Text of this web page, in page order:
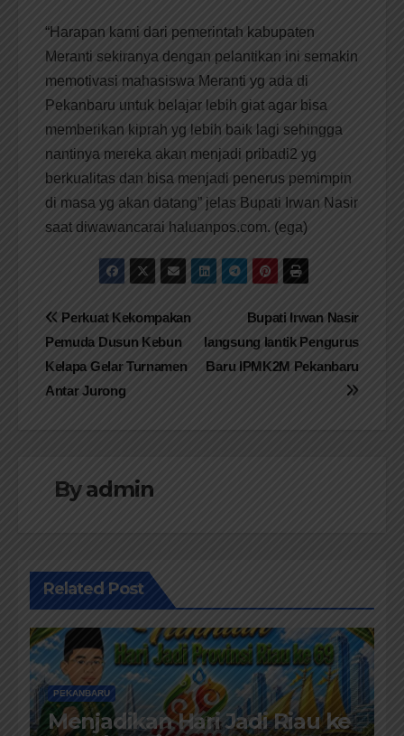
“Harapan kami dari pemerintah kabupaten
Meranti sekiranya dengan pelantikan ini semakin
memotivasi mahasiswa Meranti yg ada di
Pekanbaru untuk belajar lebih giat agar bisa
memberikan kiprah yg lebih baik lagi sehingga
nantinya mereka akan menjadi pribadi2 yg
berkualitas dan bisa menjadi penerus pemimpin
di masa yg akan datang” jelas Bupati Irwan Nasir
saat diwawancarai haluanpos.com. (ega)
Navigasi
pos
Bupati Irwan Nasir
langsung lantik Pengurus
Baru IPMK2M Pekanbaru
Perkuat Kekompakan
Pemuda Dusun Kebun
Kelapa Gelar Turnamen
Antar Jurong
Byadmin
Related Post
PEKANBARU
Menjadikan Hari Jadi Riau ke